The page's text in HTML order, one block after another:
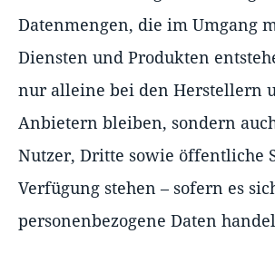
Datenmengen, die im Umgang
Diensten und Produkten
nur alleine bei den Herstellern
Anbietern bleiben, sondern
Nutzer, Dritte sowie öffentliche
Verfügung stehen – sofern es
personenbezogene Daten